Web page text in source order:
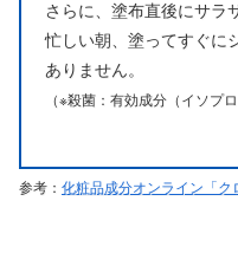
さらに、塗布直後にサラ
忙しい朝、塗ってすぐに
ありません。
（※殺菌：有効成分（イソプ
参考： 化粧品成分オンライン「ク